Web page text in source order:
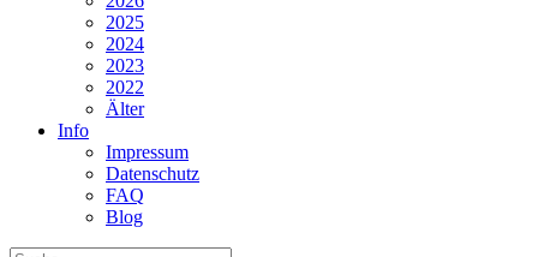
2025
2024
2023
2022
Älter
Info
Impressum
Datenschutz
FAQ
Blog